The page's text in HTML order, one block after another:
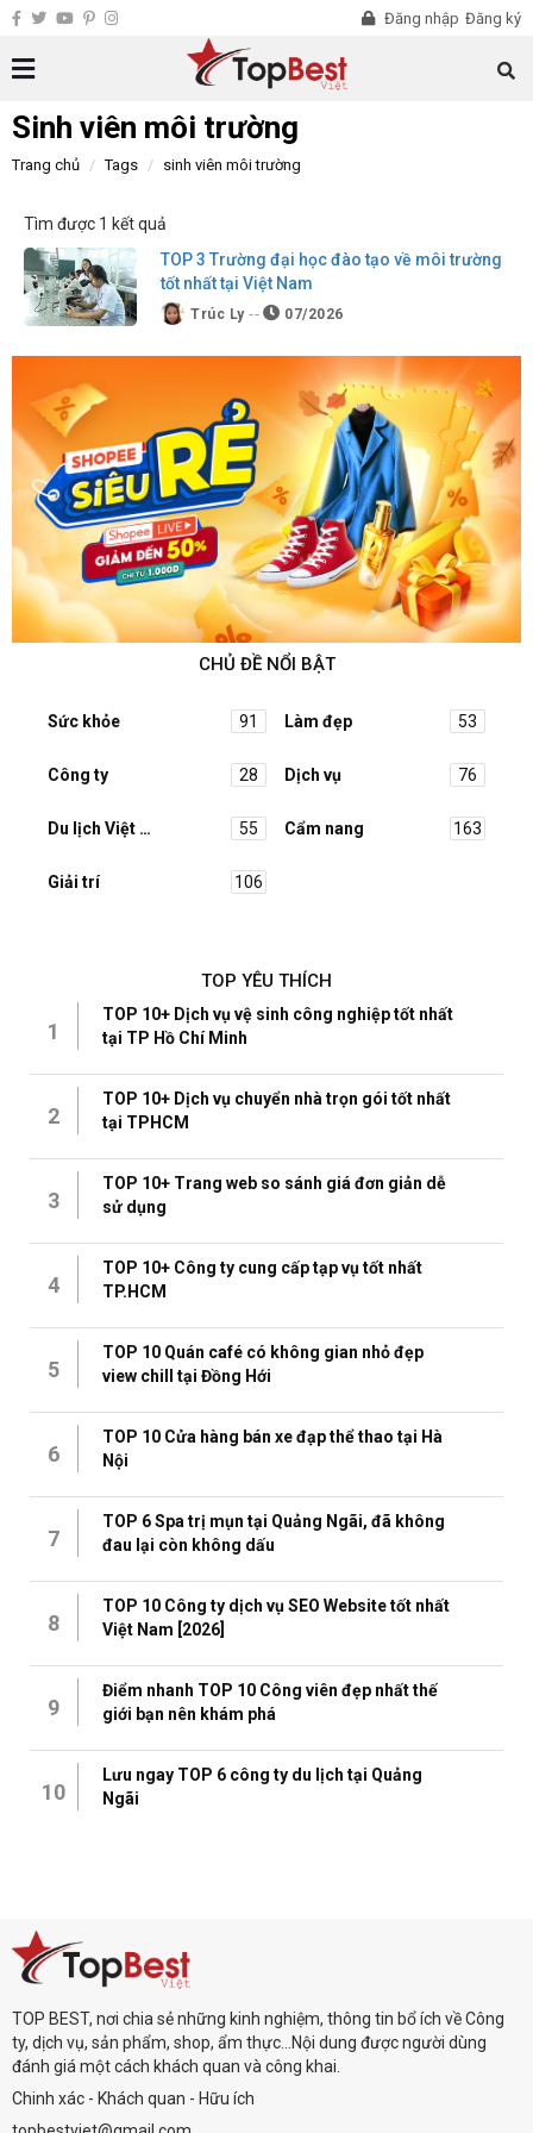
Đăng nhập Đăng ký
Sinh viên môi trường
Trang chủ Tags sinh viên môi trường
Tìm được 1 kết quả
TOP 3 Trường đại học đào tạo về môi trường
tốt nhất tại Việt Nam
Trúc Ly 07/2026
CHỦ ĐỀ NỔI BẬT
Sức khỏe 91 Làm đẹp 53
Công ty 28 Dịch vụ 76
Du lịch Việt Nam 55 Cẩm nang 163
Giải trí 106
TOP YÊU THÍCH
1
TOP 10+ Dịch vụ vệ sinh công nghiệp tốt nhất
tại TP Hồ Chí Minh
2
TOP 10+ Dịch vụ chuyển nhà trọn gói tốt nhất
tại TPHCM
3
TOP 10+ Trang web so sánh giá đơn giản dễ
sử dụng
4
TOP 10+ Công ty cung cấp tạp vụ tốt nhất
TP.HCM
5
TOP 10 Quán café có không gian nhỏ đẹp
view chill tại Đồng Hới
6
TOP 10 Cửa hàng bán xe đạp thể thao tại Hà
Nội
7
TOP 6 Spa trị mụn tại Quảng Ngãi, đã không
đau lại còn không dấu
8
TOP 10 Công ty dịch vụ SEO Website tốt nhất
Việt Nam [2026]
9
Điểm nhanh TOP 10 Công viên đẹp nhất thế
giới bạn nên khám phá
10
Lưu ngay TOP 6 công ty du lịch tại Quảng
Ngãi
TOP BEST, nơi chia sẻ những kinh nghiệm, thông tin bổ ích về Công
ty, dịch vụ, sản phẩm, shop, ẩm thực...Nội dung được người dùng
đánh giá một cách khách quan và công khai.
Chinh xác - Khách quan - Hữu ích